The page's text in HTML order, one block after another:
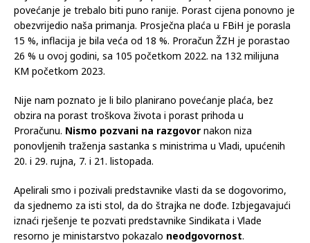
povećanje je trebalo biti puno ranije. Porast cijena ponovno je
obezvrijedio naša primanja. Prosječna plaća u FBiH je porasla
15 %, inflacija je bila veća od 18 %. Proračun ŽZH je porastao
26 % u ovoj godini, sa 105 početkom 2022. na 132 milijuna
KM početkom 2023.
Nije nam poznato je li bilo planirano povećanje plaća, bez
obzira na porast troškova života i porast prihoda u
Proračunu. Nismo pozvani na razgovor nakon niza
ponovljenih traženja sastanka s ministrima u Vladi, upućenih
20. i 29. rujna, 7. i 21. listopada.
Apelirali smo i pozivali predstavnike vlasti da se dogovorimo,
da sjednemo za isti stol, da do štrajka ne dođe. Izbjegavajući
iznaći rješenje te pozvati predstavnike Sindikata i Vlade
resorno je ministarstvo pokazalo neodgovornost.